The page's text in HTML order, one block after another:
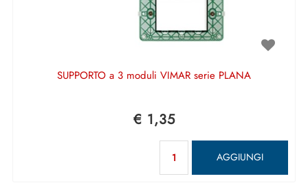
SUPPORTO a 3 moduli VIMAR serie PLANA
€ 1,35
AGGIUNGI